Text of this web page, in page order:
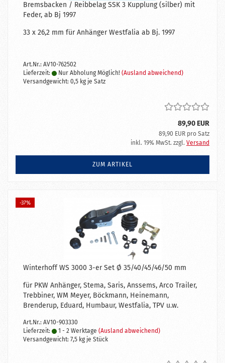
Bremsbacken / Reibbelag SSK 3 Kupplung (silber) mit
Feder, ab Bj 1997
33 x 26,2 mm für Anhänger Westfalia ab Bj. 1997
Art.Nr.: AV10-762502
Lieferzeit:
Nur Abholung Möglich! (Ausland abweichend)
Versandgewicht: 0,5 kg je Satz
89,90 EUR
89,90 EUR pro Satz
inkl. 19% MwSt. zzgl. Versand
ZUM ARTIKEL
-37%
Winterhoff WS 3000 3-er Set Ø 35/40/45/46/50 mm
für PKW Anhänger, Stema, Saris, Anssems, Arco Trailer,
Trebbiner, WM Meyer, Böckmann, Heinemann,
Brenderup, Eduard, Humbaur, Westfalia, TPV u.w.
Art.Nr.: AV10-903330
Lieferzeit:
1 - 2 Werktage (Ausland abweichend)
Versandgewicht: 7,5 kg je Stück